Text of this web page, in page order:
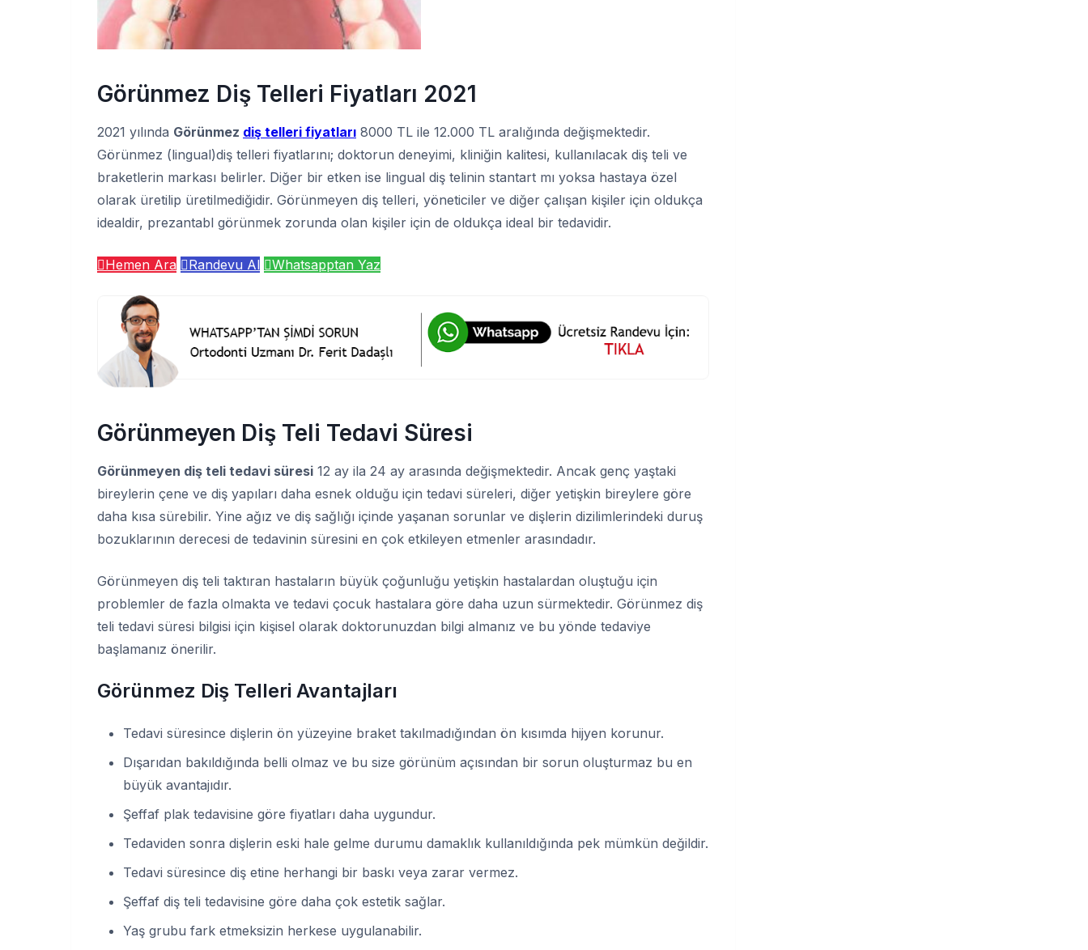
Görünmez Diş Telleri Fiyatları 2021
2021 yılında Görünmez diş telleri fiyatları 8000 TL ile 12.000 TL aralığında değişmektedir.
Görünmez (lingual)diş telleri fiyatlarını; doktorun deneyimi, kliniğin kalitesi, kullanılacak diş teli ve
braketlerin markası belirler. Diğer bir etken ise lingual diş telinin stantart mı yoksa hastaya özel
olarak üretilip üretilmediğidir. Görünmeyen diş telleri, yöneticiler ve diğer çalışan kişiler için oldukça
idealdir, prezantabl görünmek zorunda olan kişiler için de oldukça ideal bir tedavidir.
Hemen Ara Randevu Al Whatsapptan Yaz
Görünmeyen Diş Teli Tedavi Süresi
Görünmeyen diş teli tedavi süresi 12 ay ila 24 ay arasında değişmektedir. Ancak genç yaştaki
bireylerin çene ve diş yapıları daha esnek olduğu için tedavi süreleri, diğer yetişkin bireylere göre
daha kısa sürebilir. Yine ağız ve diş sağlığı içinde yaşanan sorunlar ve dişlerin dizilimlerindeki duruş
bozuklarının derecesi de tedavinin süresini en çok etkileyen etmenler arasındadır.
Görünmeyen diş teli taktıran hastaların büyük çoğunluğu yetişkin hastalardan oluştuğu için
problemler de fazla olmakta ve tedavi çocuk hastalara göre daha uzun sürmektedir. Görünmez diş
teli tedavi süresi bilgisi için kişisel olarak doktorunuzdan bilgi almanız ve bu yönde tedaviye
başlamanız önerilir.
Görünmez Diş Telleri Avantajları
Tedavi süresince dişlerin ön yüzeyine braket takılmadığından ön kısımda hijyen korunur.
Dışarıdan bakıldığında belli olmaz ve bu size görünüm açısından bir sorun oluşturmaz bu en
büyük avantajıdır.
Şeffaf plak tedavisine göre fiyatları daha uygundur.
Tedaviden sonra dişlerin eski hale gelme durumu damaklık kullanıldığında pek mümkün değildir.
Tedavi süresince diş etine herhangi bir baskı veya zarar vermez.
Şeffaf diş teli tedavisine göre daha çok estetik sağlar.
Yaş grubu fark etmeksizin herkese uygulanabilir.